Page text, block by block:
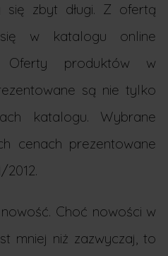
się zbyt długi. Z ofertą
w katalogu online
Oferty produktów w
są nie tylko
katalogu. Wybrane
cenach prezentowane
2012.
Choć nowości w
mniej niż zazwyczaj, to